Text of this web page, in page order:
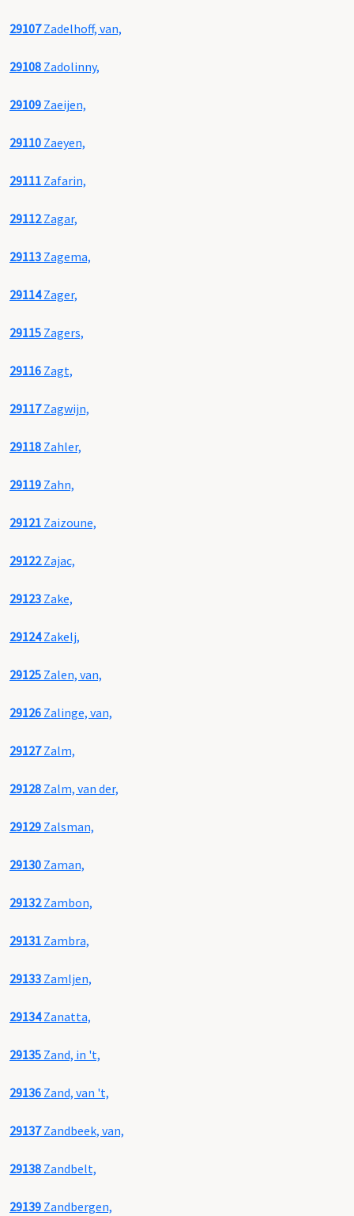
29107Zadelhoff, van,
29108 Zadolinny,
29109 Zaeijen,
29110 Zaeyen,
29111 Zafarin,
29112Zagar,
29113 Zagema,
29114Zager,
29115 Zagers,
29116 Zagt,
29117Zagwijn,
29118 Zahler,
29119 Zahn,
29121 Zaizoune,
29122Zajac,
29123 Zake,
29124Zakelj,
29125 Zalen, van,
29126 Zalinge, van,
29127Zalm,
29128 Zalm, van der,
29129 Zalsman,
29130 Zaman,
29132Zambon,
29131 Zambra,
29133 Zamljen,
29134Zanatta,
29135 Zand, in 't,
29136 Zand, van 't,
29137Zandbeek, van,
29138 Zandbelt,
29139 Zandbergen,